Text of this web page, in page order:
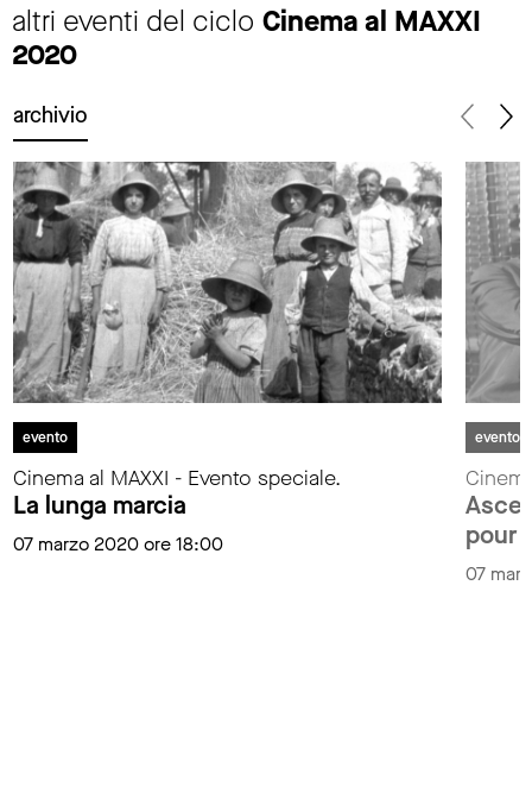
altri eventi del ciclo Cinema al MAXXI
2020
archivio
evento
Cinema al MAXXI - Evento speciale.
La lunga marcia
07 marzo 2020 ore 18:00
evento
pour
07